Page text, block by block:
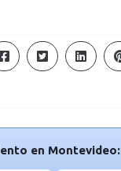
en Montevideo: